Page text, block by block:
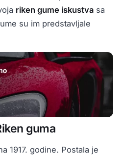
riken gume iskustva sa
su im predstavljale
guma
1917. godine. Postala je